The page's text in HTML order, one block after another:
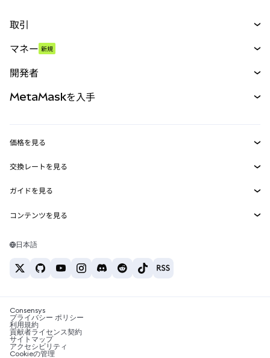
取引
パーペチュアル
RWA
マネー 新規
開発者
MetaMask Connect
Snaps
Web3サービス
MetaMaskを入手
セキュリティ
サポート
キャリア
お問い合わせ
価格を見る
イーサリアムの価格
Solanaの価格
Tetherの価格
交換レートを見る
ETH→USD
USDT→INR
BTC→INR
ETH→USDT
ガイドを見る
ETHの購入
USDTの購入
SHIBの購入
BNBの購入
コンテンツを見る
Solanaウォレット
税制関連ニュース
暗号資産の購入方法は？
ビットコインを売るには？
日本語
Consensys
プライバシー ポリシー
利用規約
貢献者ライセンス契約
サイトマップ
アクセシビリティ
Cookieの管理